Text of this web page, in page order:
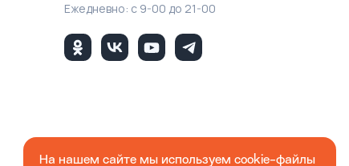
Ежедневно: с 9-00 до 21-00
На нашем сайте мы используем cookie-файлы